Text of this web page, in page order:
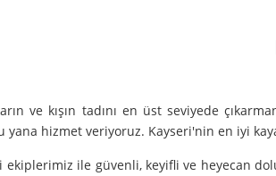
ve kışın tadını en üst seviyede
yana hizmet veriyoruz. Kayseri'nin en iyi
ile güvenli, keyifli ve heyecan